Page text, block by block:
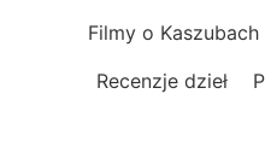
Filmy o Kaszubach
Recenzje dzieł